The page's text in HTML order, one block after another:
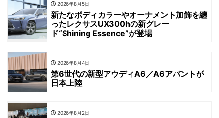
2026年8月5日
新たなボディカラーやオーナメント加飾を纏
ったレクサスUX300hの新グレー
ド“Shining Essence”が登場
2026年8月4日
第6世代の新型アウディA6／A6アバントが
日本上陸
2026年8月2日